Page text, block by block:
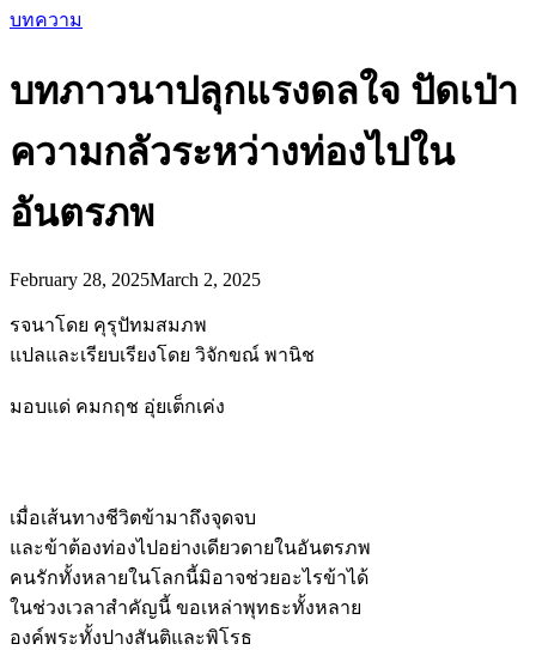
บทความ
บทภาวนาปลุกแรงดลใจ ปัดเป่า
ความกลัวระหว่างท่องไปใน
อันตรภพ
February 28, 2025March 2, 2025
รจนาโดย คุรุปัทมสมภพ
แปลและเรียบเรียงโดย วิจักขณ์ พานิช
มอบแด่ คมกฤช อุ่ยเต็กเค่ง
เมื่อเส้นทางชีวิตข้ามาถึงจุดจบ
และข้าต้องท่องไปอย่างเดียวดายในอันตรภพ
คนรักทั้งหลายในโลกนี้มิอาจช่วยอะไรข้าได้
ในช่วงเวลาสำคัญนี้ ขอเหล่าพุทธะทั้งหลาย
องค์พระทั้งปางสันติและพิโรธ